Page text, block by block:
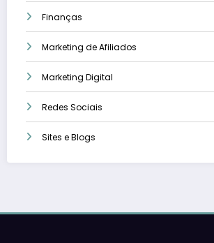
Finanças
Marketing de Afiliados
Marketing Digital
Redes Sociais
Sites e Blogs